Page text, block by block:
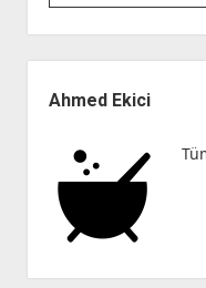
Menü
Ahmed Ekici